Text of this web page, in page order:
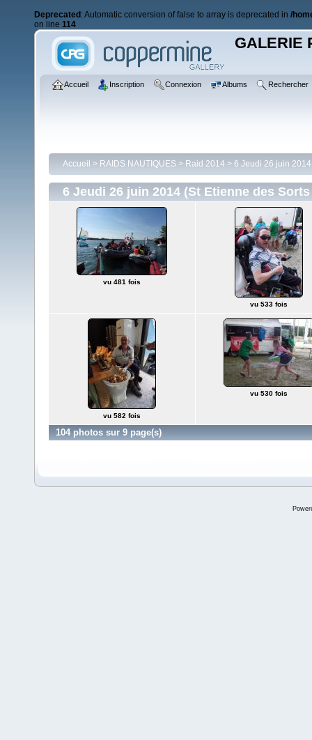
Deprecated : Automatic conversion of false to array is deprecated in /
on line 114
GALERIE
Accueil Inscription Connexion Albums Rechercher
Accueil > RAIDS NAUTIQUES > Raid 2014 > 6 Jeudi 26 juin
6 Jeudi 26 juin 2014 (St Etienne des
vu 481 fois
vu 533 fois
vu 582 fois
vu 530 fois
104 photos sur 9 page(s)